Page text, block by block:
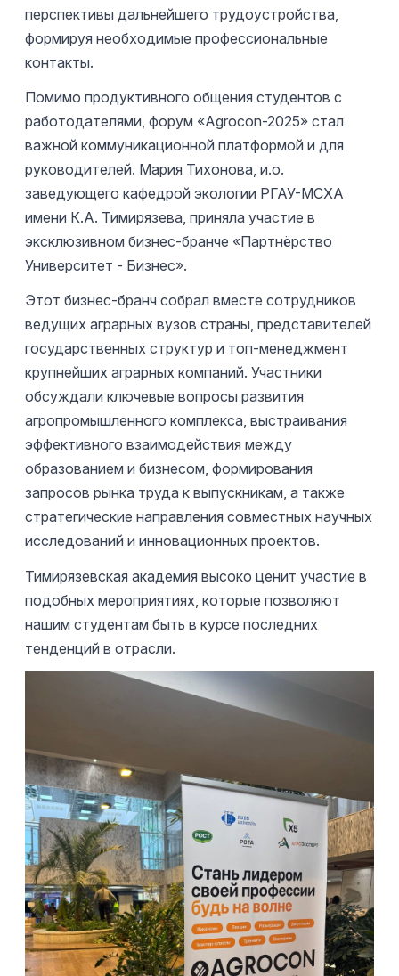
перспективы дальнейшего трудоустройства,
формируя необходимые профессиональные
контакты.
Помимо продуктивного общения студентов с
работодателями, форум «Agrocon-2025» стал
важной коммуникационной платформой и для
руководителей. Мария Тихонова, и.о.
заведующего кафедрой экологии РГАУ-МСХА
имени К.А. Тимирязева, приняла участие в
эксклюзивном бизнес-бранче «Партнёрство
Университет - Бизнес».
Этот бизнес-бранч собрал вместе сотрудников
ведущих аграрных вузов страны, представителей
государственных структур и топ-менеджмент
крупнейших аграрных компаний. Участники
обсуждали ключевые вопросы развития
агропромышленного комплекса, выстраивания
эффективного взаимодействия между
образованием и бизнесом, формирования
запросов рынка труда к выпускникам, а также
стратегические направления совместных научных
исследований и инновационных проектов.
Тимирязевская академия высоко ценит участие в
подобных мероприятиях, которые позволяют
нашим студентам быть в курсе последних
тенденций в отрасли.